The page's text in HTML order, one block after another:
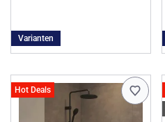
Varianten
Hot Deals